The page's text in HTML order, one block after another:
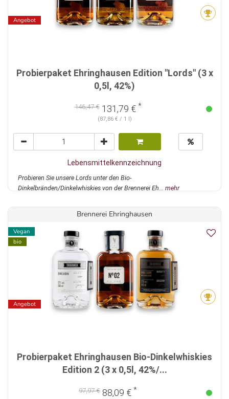
Angebot
Probierpaket Ehringhausen Edition "Lords" (3 x
0,5l, 42%)
146,47 €131,79 € *
(87,86 € / 1 l)
Lebensmittelkennzeichnung
Probieren Sie unsere Lords unter den Bio-
Dinkelbränden/Dinkelwhiskies von der Brennerei Eh... mehr
Brennerei Ehringhausen
Vegan
bio
Angebot
Probierpaket Ehringhausen Bio-Dinkelwhiskies
Edition 2 (3 x 0,5l, 42%/...
97,97 € 88,09 € *